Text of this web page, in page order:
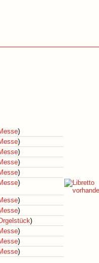
)
)
)
)
)
)
)
)
)
)
)
)